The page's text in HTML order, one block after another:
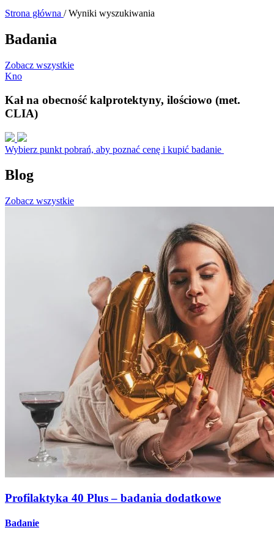
Strona główna / Wyniki wyszukiwania
Badania
Zobacz wszystkie
Kno
Kał na obecność kalprotektyny, ilościowo (met.
CLIA)
Wybierz punkt pobrań, aby poznać cenę i kupić badanie
Blog
Zobacz wszystkie
Profilaktyka 40 Plus – badania dodatkowe
Badanie